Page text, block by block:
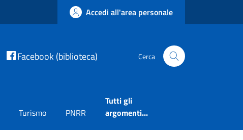
Accedi all'area personale
Facebook (biblioteca) Cerca
Turismo PNRR
Tutti gli
argomenti...